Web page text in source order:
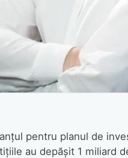
pentru planul de
au depășit 1 miliard